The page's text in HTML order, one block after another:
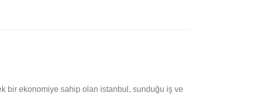
bir ekonomiye sahip olan istanbul, sunduğu iş ve